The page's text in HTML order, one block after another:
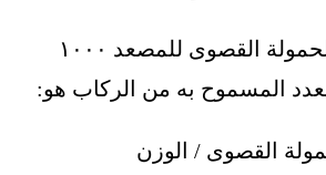
: إذا كانت الحمولة القصوى للمصعد ١٠٠٠
المسموح به من الركاب هو:
القصوى / الوزن